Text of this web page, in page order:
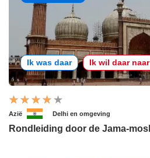
Ik was daar Ik wil daar
Azië Delhi en omgeving
Rondleiding door de Jama-